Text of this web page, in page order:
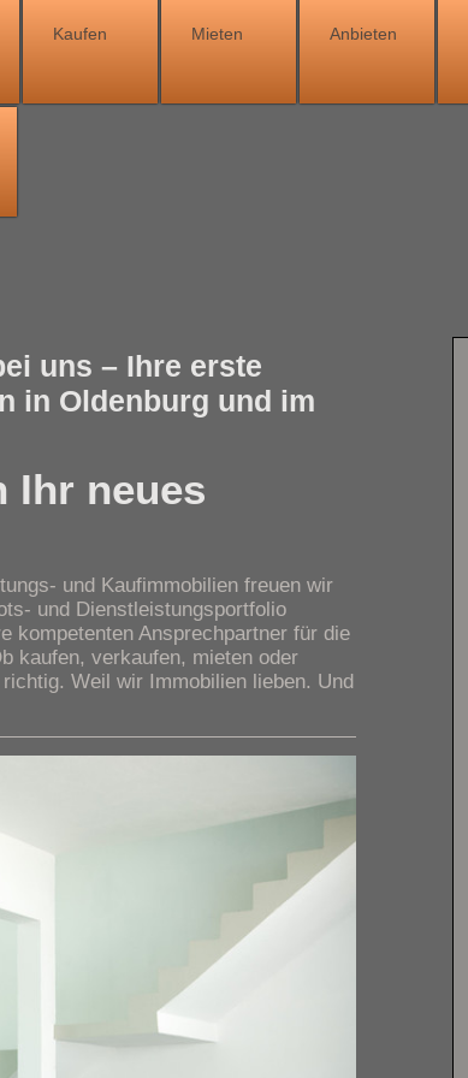
Kaufen Mieten Anbieten
uns – Ihre erste
in Oldenburg und im
Ihr neues
und Kaufimmobilien freuen wir
und Dienstleistungsportfolio
kompetenten Ansprechpartner für die
kaufen, verkaufen, mieten oder
Weil wir Immobilien lieben. Und